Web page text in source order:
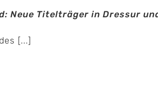
Neue Titelträger in Dressur
[...]